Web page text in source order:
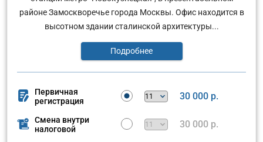
районе Замоскворечье города Москвы. Офис находится в
высотном здании сталинской архитектуры...
Подробнее
Первичная
регистрация
30 000 р.
Смена внутри
налоговой
30 000 р.